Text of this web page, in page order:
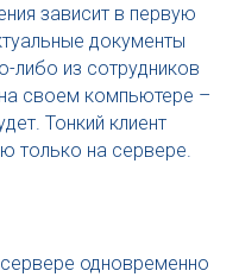
зависит в первую
документы
либо из сотрудников
своем компьютере –
Тонкий клиент
только на сервере.
одновременно